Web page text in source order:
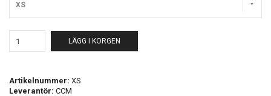
XS
LÄGG I KORGEN
Artikelnummer: XS
Leverantör: CCM